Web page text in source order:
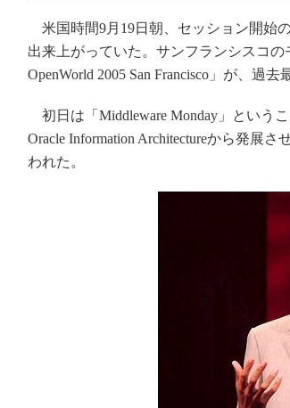
米国時間9月19日朝、セッション開始
出来上がっていた。サンフランシスコ
OpenWorld 2005 San Francisco」が、過
初日は「Middleware Monday」というこ
Oracle Information Architectureから発展さ
われた。